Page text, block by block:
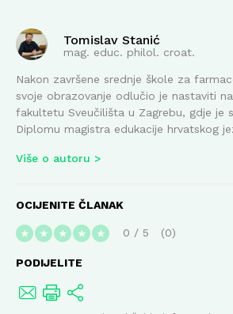
Tomislav Stanić
mag. educ. philol. croat.
Nakon završene srednje škole za
svoje obrazovanje odlučio je nastaviti
fakultetu Sveučilišta u Zagrebu, gdje je
Diplomu magistra edukacije hrvatskog
Više o autoru
OCIJENITE ČLANAK
★ ★ ★ ★ ★ 0 / 5 0
PODIJELITE